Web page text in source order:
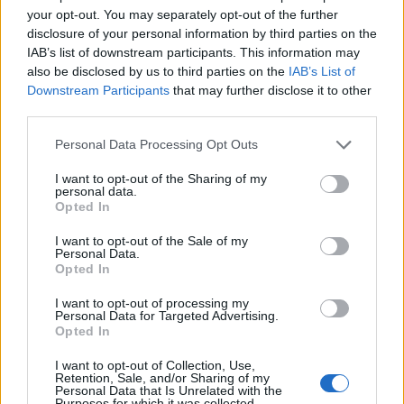
your opt-out. You may separately opt-out of the further
disclosure of your personal information by third parties on the
IAB’s list of downstream participants. This information may
also be disclosed by us to third parties on the IAB’s List of
Downstream Participants that may further disclose it to other
Personal Data Processing Opt Outs
I want to opt-out of the Sharing of my
personal data.
Opted In
I want to opt-out of the Sale of my
Personal Data.
Opted In
I want to opt-out of processing my
Personal Data for Targeted Advertising.
Opted In
I want to opt-out of Collection, Use,
Retention, Sale, and/or Sharing of my
Personal Data that Is Unrelated with the
Σεπτεμβρίου
ΜΥΤΙΛΗΝΗ
Η Έλενα Παπαρίζου τραγουδά
στη Μυτιλήνη για τους εθελοντές
Μεγάλη συναυλία στις 19
Μυτιλήνης – Μέρος των εσόδων θα
διατεθεί για την ενίσχυση του
Συλλόγου Εθελοντών Αιμοδοτών
ΑΤΖΕΝΤΑ
Αφιέρωμα στον Νίκο Καλαϊτζή –
Μουσική, φωτογραφία και
δραματοποίηση συνθέτουν την
εκδήλωση «Έρωτας με τις χορδές
Αυγούστου